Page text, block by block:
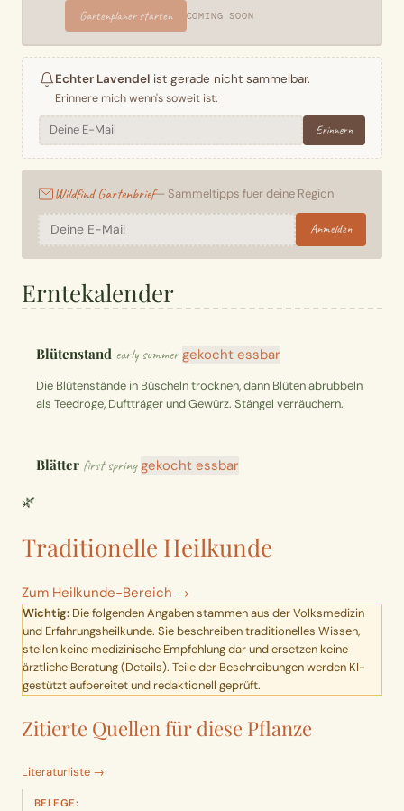
Gartenplaner starten COMING SOON
Echter Lavendel ist gerade nicht sammelbar.
Erinnere mich wenn's soweit ist:
Erinnern
Wildfind Gartenbrief— Sammeltipps fuer deine Region
Anmelden
Erntekalender
Blütenstand early summer gekocht essbar
Die Blütenstände in Büscheln trocknen, dann Blüten abrubbeln
als Teedroge, Duftträger und Gewürz. Stängel verräuchern.
Blätter first spring gekocht essbar
🌿
Traditionelle Heilkunde
Zum Heilkunde-Bereich →
Wichtig: Die folgenden Angaben stammen aus der Volksmedizin
und Erfahrungsheilkunde. Sie beschreiben traditionelles Wissen,
stellen keine medizinische Empfehlung dar und ersetzen keine
ärztliche Beratung (Details). Teile der Beschreibungen werden KI-
gestützt aufbereitet und redaktionell geprüft.
Zitierte Quellen für diese Pflanze
Literaturliste →
BELEGE: